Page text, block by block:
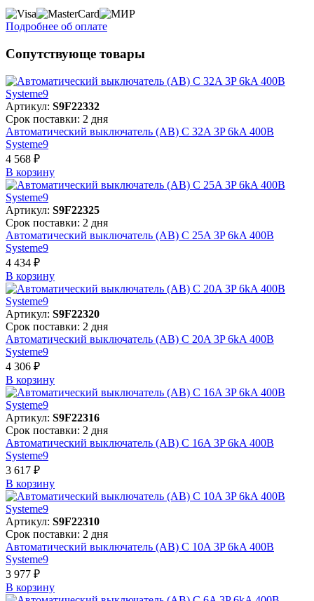
Подробнее об оплате
Сопутствующе товары
Артикул: S9F22332
Срок поставки: 2 дня
Автоматический выключатель (АВ) C 32A 3P 6kA 400В
Systeme9
4 568 ₽
В корзинy
Артикул: S9F22325
Срок поставки: 2 дня
Автоматический выключатель (АВ) C 25A 3P 6kA 400В
Systeme9
4 434 ₽
В корзинy
Артикул: S9F22320
Срок поставки: 2 дня
Автоматический выключатель (АВ) C 20A 3P 6kA 400В
Systeme9
4 306 ₽
В корзинy
Артикул: S9F22316
Срок поставки: 2 дня
Автоматический выключатель (АВ) C 16A 3P 6kA 400В
Systeme9
3 617 ₽
В корзинy
Артикул: S9F22310
Срок поставки: 2 дня
Автоматический выключатель (АВ) C 10A 3P 6kA 400В
Systeme9
3 977 ₽
В корзинy